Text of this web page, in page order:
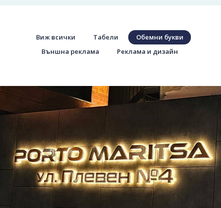
Виж всички Табели
Обемни букви
Външна реклама
Реклама и дизайн